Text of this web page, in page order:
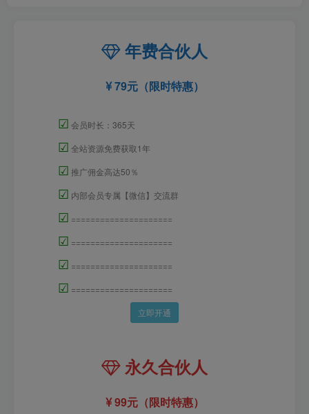
年费合伙人
79元（限时特惠）
☑ 会员时长：365天
☑ 全站资源免费获取1年
☑ 推广佣金高达50％
☑ 内部会员专属【微信】交流群
☑ =====================
☑ =====================
☑ =====================
☑ =====================
立即开通
永久合伙人
99元（限时特惠）